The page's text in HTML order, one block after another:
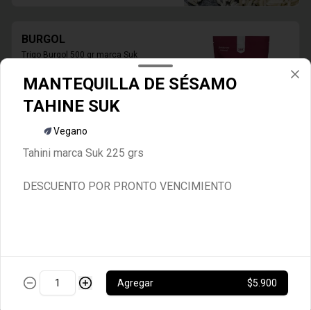
BURGOL
Trigo Burgol 500 gr marca Suk
Crema Vegana marca vilay 200 ml
GARBANZOS PELADOS 1 KG
MANTEQUILLA DE SÉSAMO
TAHINE SUK
Vegano
Tahini marca Suk 225 grs
DESCUENTO POR PRONTO VENCIMIENTO
Agregar $5.900